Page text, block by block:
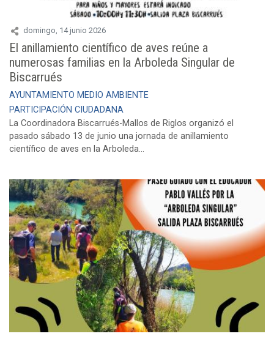
domingo, 14 junio 2026
El anillamiento científico de aves reúne a
numerosas familias en la Arboleda Singular de
Biscarrués
AYUNTAMIENTO MEDIO AMBIENTE
PARTICIPACIÓN CIUDADANA
La Coordinadora Biscarrués-Mallos de Riglos organizó el
pasado sábado 13 de junio una jornada de anillamiento
científico de aves en la Arboleda...